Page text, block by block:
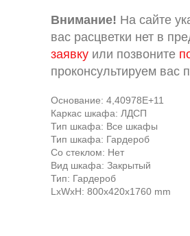
Внимание! На сайте
вас расцветки нет в
заявку или позвоните
проконсультируем вас
Основание: 4,40978E+11
Каркас шкафа: ЛДСП
Тип шкафа: Все шкафы
Тип шкафа: Гардероб
Со стеклом: Нет
Вид шкафа: Закрытый
Тип: Гардероб
LxWxH: 800x420x1760 mm